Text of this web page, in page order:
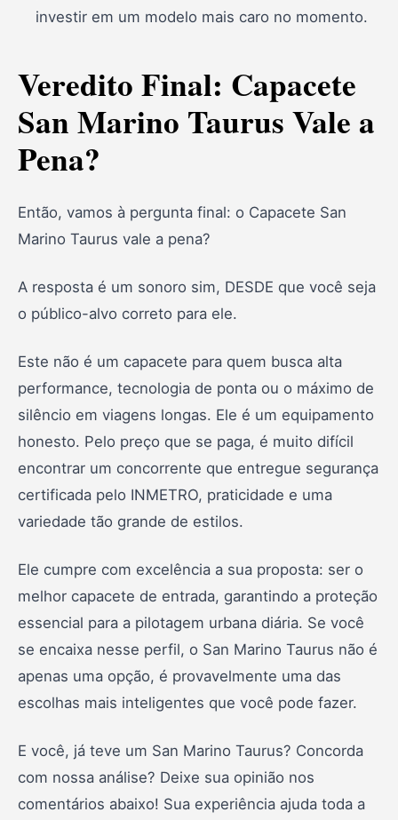
investir em um modelo mais caro no momento.
Veredito Final: Capacete
San Marino Taurus Vale a
Pena?
Então, vamos à pergunta final: o Capacete San
Marino Taurus vale a pena?
A resposta é um sonoro sim, DESDE que você seja
o público-alvo correto para ele.
Este não é um capacete para quem busca alta
performance, tecnologia de ponta ou o máximo de
silêncio em viagens longas. Ele é um equipamento
honesto. Pelo preço que se paga, é muito difícil
encontrar um concorrente que entregue segurança
certificada pelo INMETRO, praticidade e uma
variedade tão grande de estilos.
Ele cumpre com excelência a sua proposta: ser o
melhor capacete de entrada, garantindo a proteção
essencial para a pilotagem urbana diária. Se você
se encaixa nesse perfil, o San Marino Taurus não é
apenas uma opção, é provavelmente uma das
escolhas mais inteligentes que você pode fazer.
E você, já teve um San Marino Taurus? Concorda
com nossa análise? Deixe sua opinião nos
comentários abaixo! Sua experiência ajuda toda a